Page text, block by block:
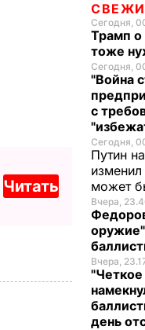
Читать
Сегодня,
Трамп
тоже
Сегодня,
"Война
с
Сегодня,
Путин
может
Вчера,
Вчера,
день